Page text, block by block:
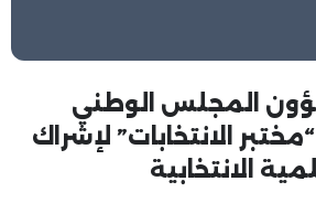
المجلس الوطني
الانتخابات” لإشراك
الانتخابية